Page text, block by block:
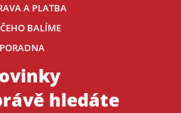
A PLATBA
BALÍME
PORADNA
hledáte